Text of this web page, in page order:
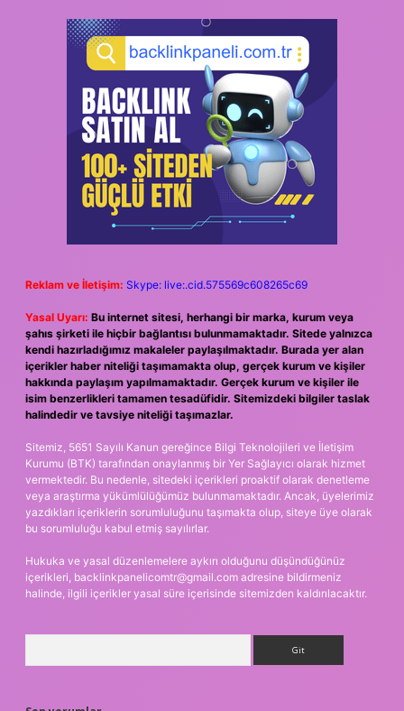
Reklam ve İletişim: Skype: live:.cid.575569c608265c69
Yasal Uyarı: Bu internet sitesi, herhangi bir marka, kurum veya
şahıs şirketi ile hiçbir bağlantısı bulunmamaktadır. Sitede yalnızca
kendi hazırladığımız makaleler paylaşılmaktadır. Burada yer alan
içerikler haber niteliği taşımamakta olup, gerçek kurum ve kişiler
hakkında paylaşım yapılmamaktadır. Gerçek kurum ve kişiler ile
isim benzerlikleri tamamen tesadüfidir. Sitemizdeki bilgiler taslak
halindedir ve tavsiye niteliği taşımazlar.
Sitemiz, 5651 Sayılı Kanun gereğince Bilgi Teknolojileri ve İletişim
Kurumu (BTK) tarafından onaylanmış bir Yer Sağlayıcı olarak hizmet
vermektedir. Bu nedenle, sitedeki içerikleri proaktif olarak denetleme
veya araştırma yükümlülüğümüz bulunmamaktadır. Ancak, üyelerimiz
yazdıkları içeriklerin sorumluluğunu taşımakta olup, siteye üye olarak
bu sorumluluğu kabul etmiş sayılırlar.
Hukuka ve yasal düzenlemelere aykırı olduğunu düşündüğünüz
içerikleri, backlinkpanelicomtr@gmail.com adresine bildirmeniz
halinde, ilgili içerikler yasal süre içerisinde sitemizden kaldırılacaktır.